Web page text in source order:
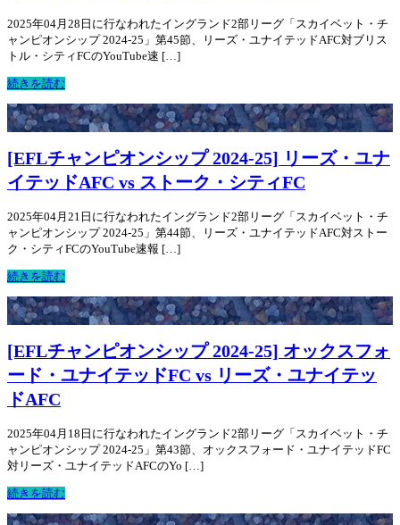
2025年04月28日に行なわれたイングランド2部リーグ「スカイベット・チ
ャンピオンシップ 2024-25」第45節、リーズ・ユナイテッドAFC対ブリス
トル・シティFCのYouTube速 […]
続きを読む
[EFLチャンピオンシップ 2024-25] リーズ・ユナ
イテッドAFC vs ストーク・シティFC
2025年04月21日に行なわれたイングランド2部リーグ「スカイベット・チ
ャンピオンシップ 2024-25」第44節、リーズ・ユナイテッドAFC対ストー
ク・シティFCのYouTube速報 […]
続きを読む
[EFLチャンピオンシップ 2024-25] オックスフォ
ード・ユナイテッドFC vs リーズ・ユナイテッ
ドAFC
2025年04月18日に行なわれたイングランド2部リーグ「スカイベット・チ
ャンピオンシップ 2024-25」第43節、オックスフォード・ユナイテッドFC
対リーズ・ユナイテッドAFCのYo […]
続きを読む